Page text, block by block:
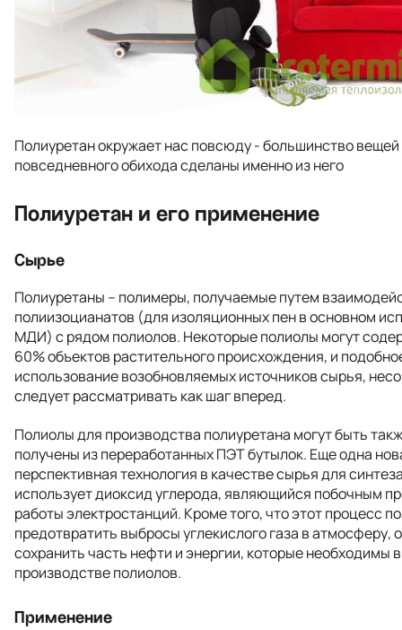
Полиуретан окружает нас повсюду - большинство вещей
повседневного обихода сделаны именно из него
Полиуретан и его применение
Сырье
Полиуретаны – полимеры, получаемые путем
полиизоцианатов (для изоляционных пен в основном
МДИ) с рядом полиолов. Некоторые полиолы могут
60% объектов растительного происхождения, и
использование возобновляемых источников сырья,
следует рассматривать как шаг вперед.
Полиолы для производства полиуретана могут быть
получены из переработанных ПЭТ бутылок. Еще одна
перспективная технология в качестве сырья для
использует диоксид углерода, являющийся побочным
работы электростанций. Кроме того, что этот процесс
предотвратить выбросы углекислого газа в атмосферу,
сохранить часть нефти и энергии, которые необходимы
производстве полиолов.
Применение